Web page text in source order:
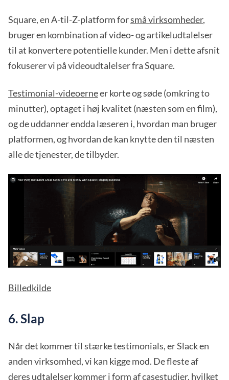
Square, en A-til-Z-platform forsmå virksomheder,
bruger en kombination af video- og artikeludtalelser
til at konvertere potentielle kunder. Men i dette afsnit
fokuserer vi på videoudtalelser fra Square.
Testimonial-videoerneer korte og søde (omkring to
minutter), optaget i høj kvalitet (næsten som en film),
og de uddanner endda læseren i, hvordan man bruger
platformen, og hvordan de kan knytte den til næsten
alle de tjenester, de tilbyder.
Billedkilde
6. Slap
Når det kommer til stærke testimonials, er Slack en
anden virksomhed, vi kan kigge mod. De fleste af
deres udtalelser kommer i form afcasestudier, hvilket